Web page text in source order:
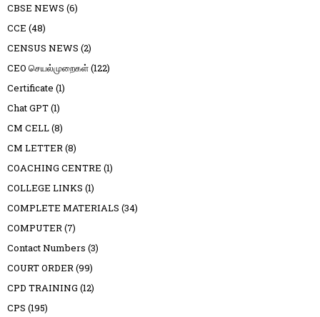
CBSE NEWS (6)
CCE (48)
CENSUS NEWS (2)
CEO செயல்முறைகள்(122)
Certificate (1)
Chat GPT(1)
CM CELL(8)
CM LETTER(8)
COACHING CENTRE (1)
COLLEGE LINKS (1)
COMPLETE MATERIALS (34)
COMPUTER(7)
Contact Numbers (3)
COURT ORDER(99)
CPD TRAINING (12)
CPS (195)